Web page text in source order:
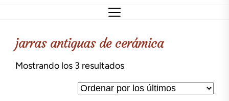
jarras antiguas de cerámica
Mostrando los 3 resultadosOrdenado
los